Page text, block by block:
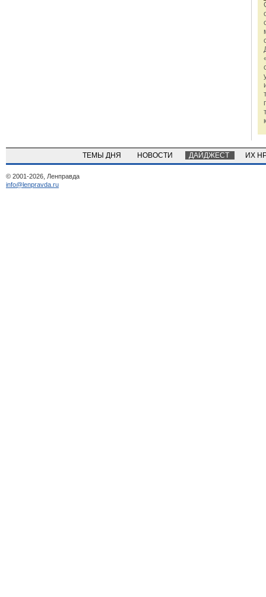
ТЕМЫ ДНЯ НОВОСТИ ДАЙДЖЕСТ ИХ
© 2001-2026, Ленправда
info@lenpravda.ru